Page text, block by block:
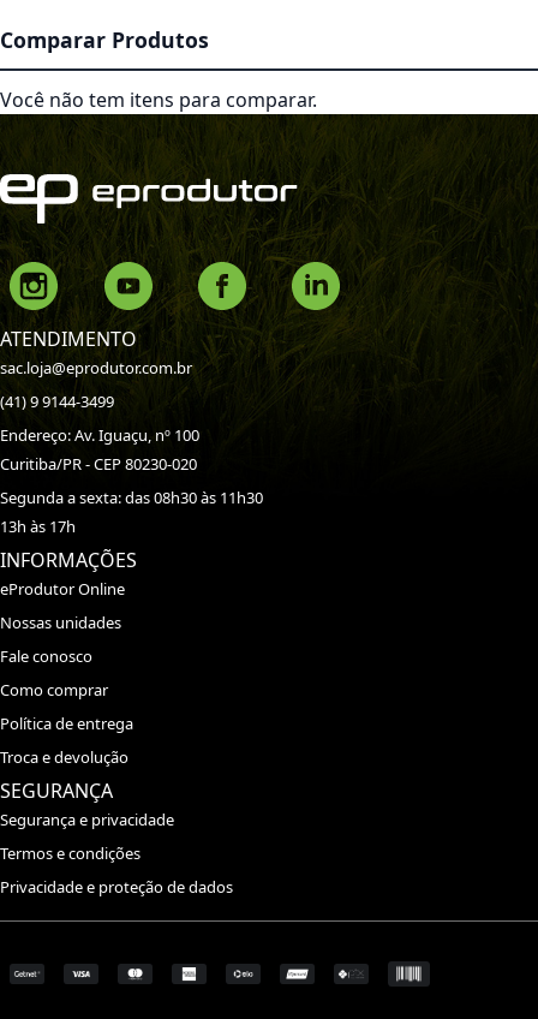
Comparar Produtos
Você não tem itens para comparar.
ATENDIMENTO
sac.loja@eprodutor.com.br
(41) 9 9144-3499
Endereço: Av. Iguaçu, nº 100
Curitiba/PR - CEP 80230-020
Segunda a sexta: das 08h30 às 11h30
13h às 17h
INFORMAÇÕES
eProdutor Online
Nossas unidades
Fale conosco
Como comprar
Política de entrega
Troca e devolução
SEGURANÇA
Segurança e privacidade
Termos e condições
Privacidade e proteção de dados